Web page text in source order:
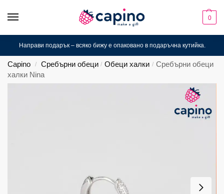
0
Направи подарък – всяко бижу е опаковано в подаръчна кутийка.
Capino / Сребърни обеци / Обеци халки / Сребърни обеци
халки Nina